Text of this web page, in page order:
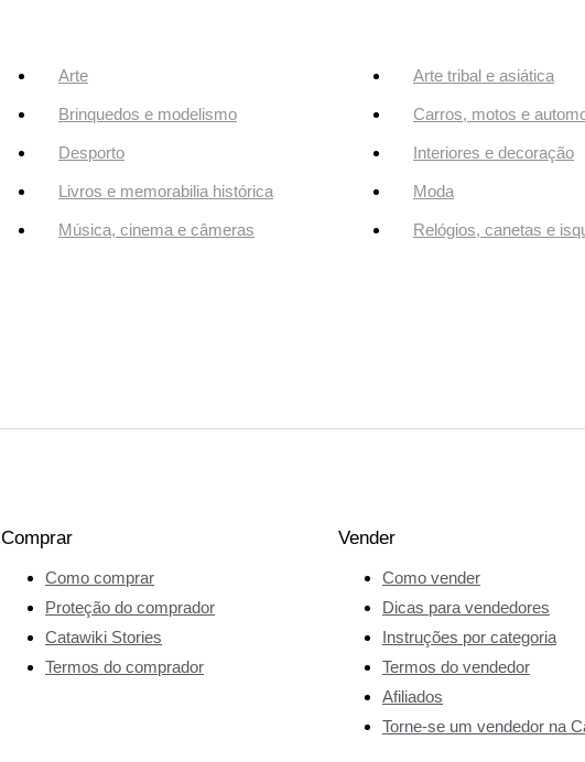
Arte Arte tribal e asiática
Brinquedos e modelismo Carros, motos e
Desporto Interiores e decoração
Livros e memorabilia histórica Moda
Música, cinema e câmeras Relógios, canetas e
Comprar
Como comprar
Proteção do comprador
Catawiki Stories
Termos do comprador
Vender
Como vender
Dicas para vendedores
Instruções por categoria
Termos do vendedor
Afiliados
Torne-se um vendedor na